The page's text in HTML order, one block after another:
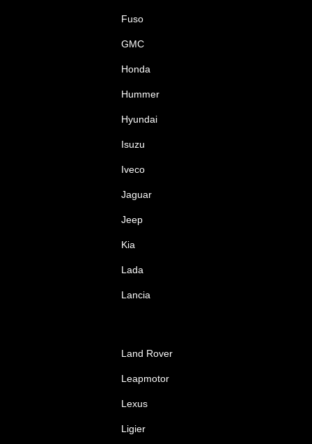
Fuso
GMC
Honda
Hummer
Hyundai
Isuzu
Iveco
Jaguar
Jeep
Kia
Lada
Lancia
Land Rover
Leapmotor
Lexus
Ligier